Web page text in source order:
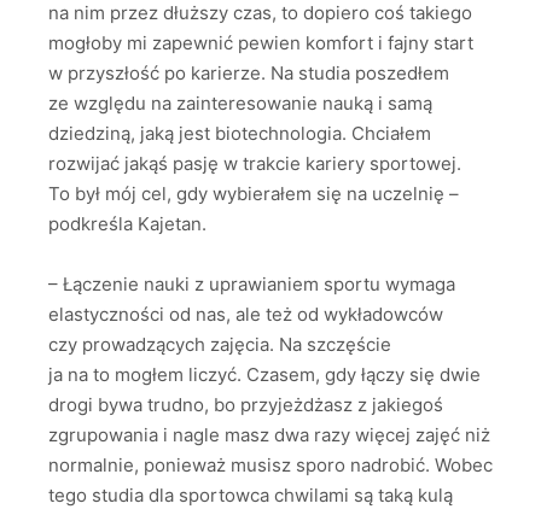
na nim przez dłuższy czas, to dopiero coś takiego
mogłoby mi zapewnić pewien komfort i fajny start
w przyszłość po karierze. Na studia poszedłem
ze względu na zainteresowanie nauką i samą
dziedziną, jaką jest biotechnologia. Chciałem
rozwijać jakąś pasję w trakcie kariery sportowej.
To był mój cel, gdy wybierałem się na uczelnię –
podkreśla Kajetan.
– Łączenie nauki z uprawianiem sportu wymaga
elastyczności od nas, ale też od wykładowców
czy prowadzących zajęcia. Na szczęście
ja na to mogłem liczyć. Czasem, gdy łączy się dwie
drogi bywa trudno, bo przyjeżdżasz z jakiegoś
zgrupowania i nagle masz dwa razy więcej zajęć niż
normalnie, ponieważ musisz sporo nadrobić. Wobec
tego studia dla sportowca chwilami są taką kulą